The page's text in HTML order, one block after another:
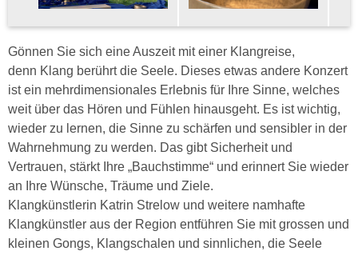
Gönnen Sie sich eine Auszeit mit einer Klangreise,
denn Klang berührt die Seele. Dieses etwas andere Konzert
ist ein mehrdimensionales Erlebnis für Ihre Sinne, welches
weit über das Hören und Fühlen hinausgeht. Es ist wichtig,
wieder zu lernen, die Sinne zu schärfen und sensibler in der
Wahrnehmung zu werden. Das gibt Sicherheit und
Vertrauen, stärkt Ihre „Bauchstimme“ und erinnert Sie wieder
an Ihre Wünsche, Träume und Ziele.
Klangkünstlerin Katrin Strelow und weitere namhafte
Klangkünstler aus der Region entführen Sie mit grossen und
kleinen Gongs, Klangschalen und sinnlichen, die Seele